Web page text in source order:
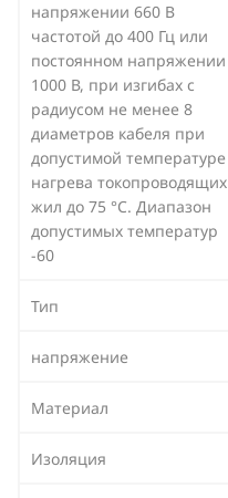
напряжении 660 В
частотой до 400 Гц или
постоянном напряжении
1000 В, при изгибах с
радиусом не менее 8
диаметров кабеля при
допустимой температуре
нагрева токопроводящих
жил до 75 °С. Диапазон
допустимых температур
-60
Тип
напряжение
Материал
Изоляция